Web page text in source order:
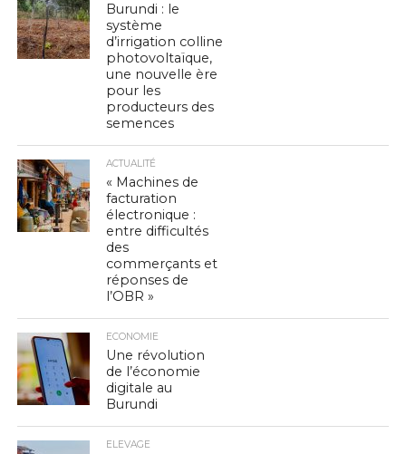
Burundi : le
système
d’irrigation colline
photovoltaïque,
une nouvelle ère
pour les
producteurs des
semences
ACTUALITÉ
« Machines de
facturation
électronique :
entre difficultés
des
commerçants et
réponses de
l’OBR »
ECONOMIE
Une révolution
de l’économie
digitale au
Burundi
ELEVAGE